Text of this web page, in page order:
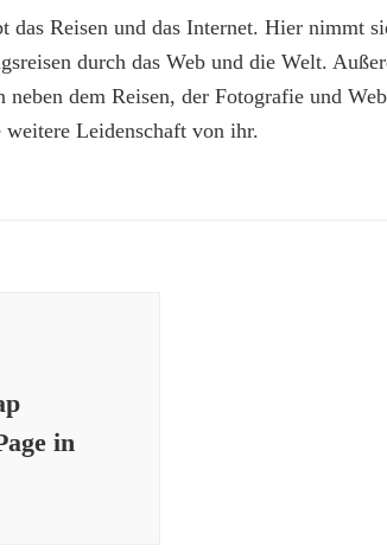
das Reisen und das Internet. Hier nimmt
durch das Web und die Welt.
neben dem Reisen, der Fotografie und
weitere Leidenschaft von ihr.
in